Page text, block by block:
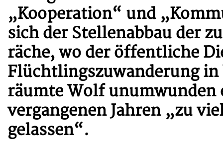
„Kooperation“ und
sich der Stellenabbau der
räche, wo der öffentliche
Flüchtlingszuwanderung
räumte Wolf unumwunden
vergangenen Jahren „zu
gelassen“.